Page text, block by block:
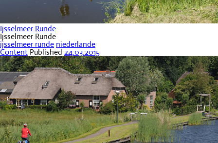
Ijsselmeer Runde
Ijsselmeer Runde
ijsselmeer runde niederlande
Content Published 24.03.2015